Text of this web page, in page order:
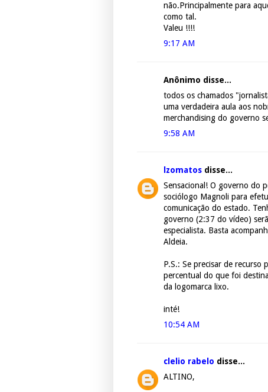
não.Principalmente para
como tal.
Valeu !!!!
9:17 AM
Anônimo disse...
todos os chamados
uma verdadeira aula aos
merchandising do governo
9:58 AM
lzomatos disse...
Sensacional! O governo do
sociólogo Magnoli para
comunicação do estado.
governo (2:37 do vídeo)
especialista. Basta
Aldeia.
P.S.: Se precisar de recurso
percentual do que foi
da logomarca lixo.
inté!
10:54 AM
clelio rabelo disse...
ALTINO,